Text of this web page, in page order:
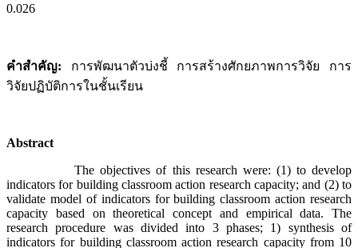
0.026
คำสำคัญ:
การพัฒนาตัวบ่งชี้ การสร้างศักยภาพการวิจัย การ
วิจัยปฏิบัติการในชั้นเรียน
Abstract
The objectives of this research were: (1) to develop
indicators for building classroom action research capacity; and (2) to
validate model of indicators for building classroom action research
capacity based on theoretical concept and empirical data. The
research procedure was divided into 3 phases; 1) synthesis of
indicators for building classroom action research capacity from 10